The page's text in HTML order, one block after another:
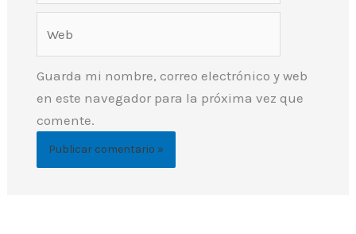
Guarda mi nombre, correo electrónico y web
en este navegador para la próxima vez que
comente.